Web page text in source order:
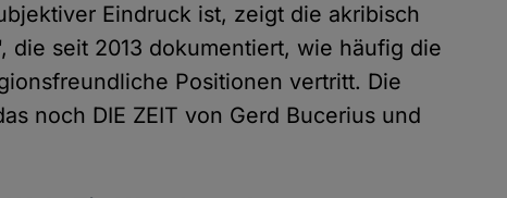
Eindruck ist, zeigt die akribisch
die seit 2013 dokumentiert, wie häufig die
Positionen vertritt. Die
noch DIE ZEIT von Gerd Bucerius und